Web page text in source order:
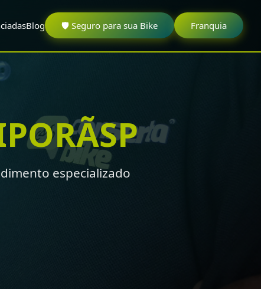
Blog 🛡️ Seguro para sua Bike Franquia
especializado